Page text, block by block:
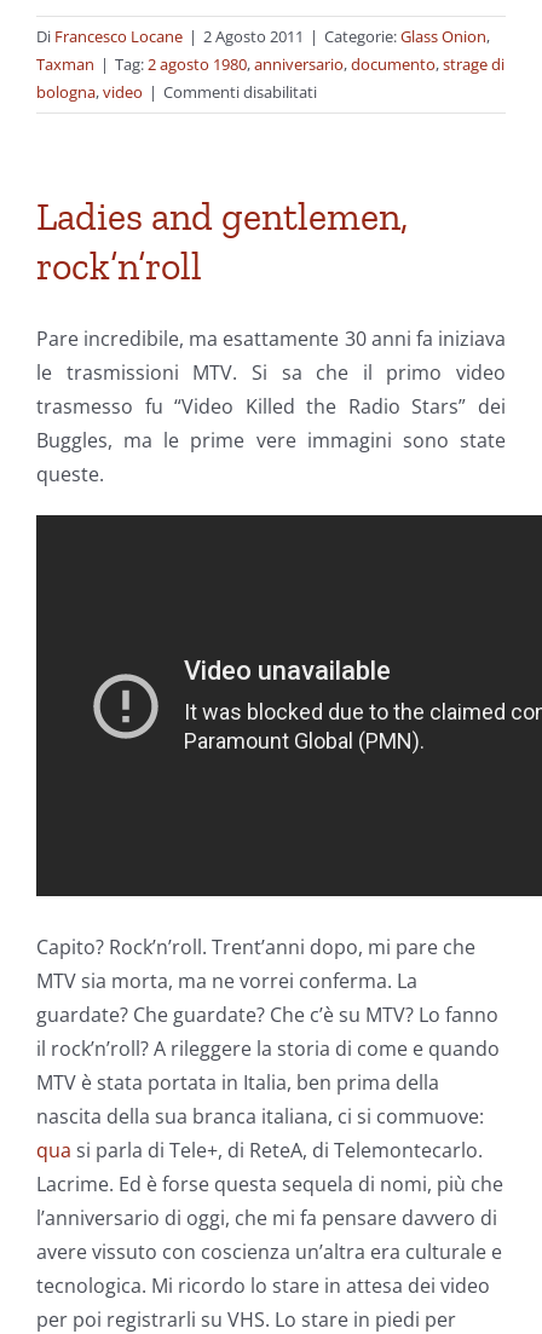
Di Francesco Locane | 2 Agosto 2011 | Categorie:Glass Onion,
Taxman | Tag: 2 agosto 1980,anniversario,documento,strage di
bologna,video | Commenti disabilitatisu
31
Ladies and gentlemen,
rock’n’roll
Pare incredibile, ma esattamente 30 anni fa iniziava
le trasmissioni MTV. Si sa che il primo video
trasmesso fu “Video Killed the Radio Stars” dei
Buggles, ma le prime vere immagini sono state
queste.
Capito? Rock’n’roll. Trent’anni dopo, mi pare che
MTV sia morta, ma ne vorrei conferma. La
guardate? Che guardate? Che c’è su MTV? Lo fanno
il rock’n’roll? A rileggere la storia di come e quando
MTV è stata portata in Italia, ben prima della
nascita della sua branca italiana, ci si commuove:
qua si parla di Tele+, di ReteA, di Telemontecarlo.
Lacrime. Ed è forse questa sequela di nomi, più che
l’anniversario di oggi, che mi fa pensare davvero di
avere vissuto con coscienza un’altra era culturale e
tecnologica. Mi ricordo lo stare in attesa dei video
per poi registrarli su VHS. Lo stare in piedi per